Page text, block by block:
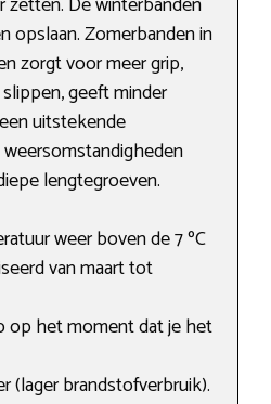
opslaan. Zomerbanden in
zorgt voor meer grip,
geeft minder
uitstekende
lengtegroeven.
weer boven de 7 ºC
van maart tot
op het moment dat je het
(lager brandstofverbruik).